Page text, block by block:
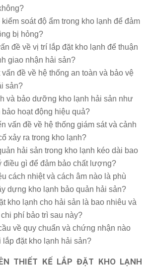
kiểm soát độ ẩm trong kho lạnh để đảm
bị hỏng?
đề về vị trí lắp đặt kho lạnh để thuận
giao nhận hải sản?
đề về hệ thống an toàn và bảo vệ
sản?
và bảo dưỡng kho lạnh hải sản như
hoạt động hiệu quả?
vấn đề về hệ thống giám sát và cảnh
xảy ra trong kho lạnh?
hải sản trong kho lạnh kéo dài bao
điều gì để đảm bảo chất lượng?
cách nhiệt và cách âm nào là phù
dựng kho lạnh bảo quản hải sản?
kho lạnh cho hải sản là bao nhiêu và
phí bảo trì sau này?
về quy chuẩn và chứng nhận nào
lắp đặt kho lạnh hải sản?
THIẾT KẾ LẮP ĐẶT KHO LẠNH